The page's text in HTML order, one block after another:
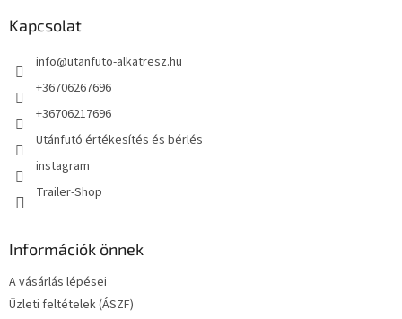
e
Kapcsolat
info@utanfuto-alkatresz.hu
+36706267696
+36706217696
Utánfutó értékesítés és bérlés
instagram
Trailer-Shop
Információk önnek
A vásárlás lépései
Üzleti feltételek (ÁSZF)